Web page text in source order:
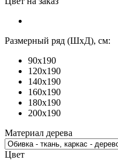
Размерный ряд (ШхД), см:
90x190
120x190
140x190
160x190
180x190
200x190
Материал дерева
Цвет